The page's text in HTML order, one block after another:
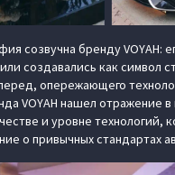
созвучна бренду VOYAH:
создавались как символ
опережающего
VOYAH нашел отражение
и уровне технологий,
о привычных стандартах